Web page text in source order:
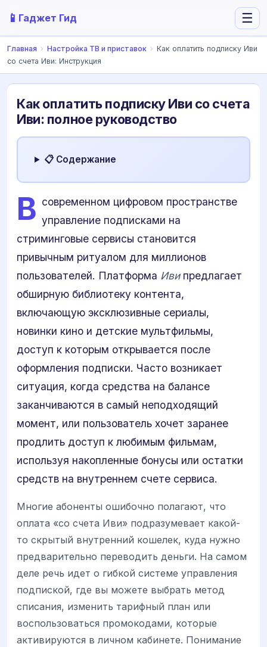
📱 Гаджет Гид ☰
Главная › Настройка ТВ и приставок › Как оплатить подписку Иви
со счета Иви: Инструкция
Как оплатить подписку Иви со счета
Иви: полное руководство
📋 Содержание
В современном цифровом пространстве
управление подписками на
стриминговые сервисы становится
привычным ритуалом для миллионов
пользователей. Платформа Ивипредлагает
обширную библиотеку контента,
включающую эксклюзивные сериалы,
новинки кино и детские мультфильмы,
доступ к которым открывается после
оформления подписки. Часто возникает
ситуация, когда средства на балансе
заканчиваются в самый неподходящий
момент, или пользователь хочет заранее
продлить доступ к любимым фильмам,
используя накопленные бонусы или остатки
средств на внутреннем счете сервиса.
Многие абоненты ошибочно полагают, что
оплата «со счета Иви» подразумевает какой-
то скрытый внутренний кошелек, куда нужно
предварительно переводить деньги. На самом
деле речь идет о гибкой системе управления
подпиской, где вы можете выбрать метод
списания, изменить тарифный план или
воспользоваться промокодами, которые
активируются в личном кабинете. Понимание